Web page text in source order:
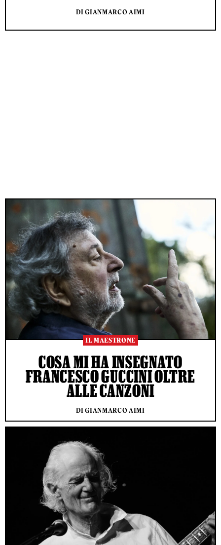
DI GIANMARCO AIMI
IL MAESTRONE
COSA MI HA INSEGNATO
FRANCESCO GUCCINI OLTRE
ALLE CANZONI
DI GIANMARCO AIMI